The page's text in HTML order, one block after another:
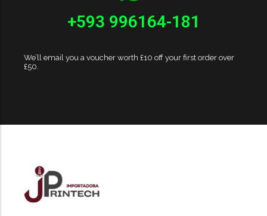
+593 996164-181
We’ll email you a voucher worth £10 off your first order over
£50.